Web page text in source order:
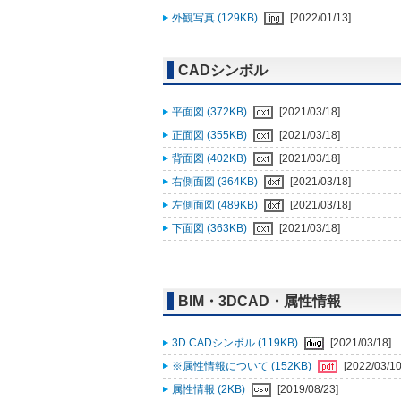
外観写真 (129KB) [2022/01/13]
CADシンボル
平面図 (372KB)
[2021/03/18]
正面図 (355KB)
[2021/03/18]
背面図 (402KB)
[2021/03/18]
右側面図 (364KB)
[2021/03/18]
左側面図 (489KB)
[2021/03/18]
下面図 (363KB)
[2021/03/18]
BIM・3DCAD・属性情報
3D CADシンボル (119KB)
[2021/03/18]
※属性情報について (152KB)
[2022/03/
属性情報 (2KB)
[2019/08/23]